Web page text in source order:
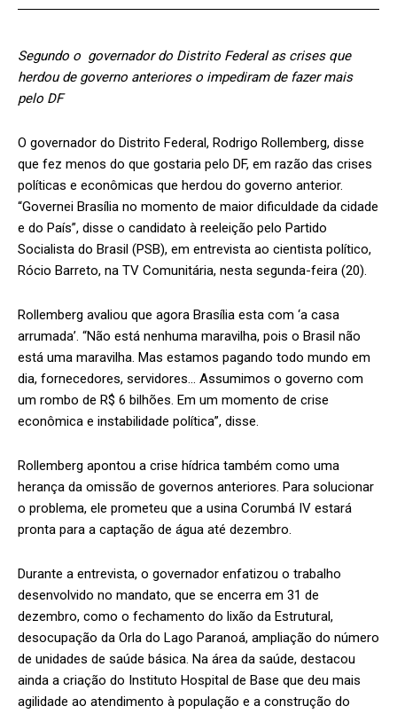
Segundo o governador do Distrito Federal as crises que
herdou de governo anteriores o impediram de fazer mais
pelo DF
O governador do Distrito Federal, Rodrigo Rollemberg, disse
que fez menos do que gostaria pelo DF, em razão das crises
políticas e econômicas que herdou do governo anterior.
“Governei Brasília no momento de maior dificuldade da cidade
e do País”, disse o candidato à reeleição pelo Partido
Socialista do Brasil (PSB), em entrevista ao cientista político,
Rócio Barreto, na TV Comunitária, nesta segunda-feira (20).
Rollemberg avaliou que agora Brasília esta com ‘a casa
arrumada’. “Não está nenhuma maravilha, pois o Brasil não
está uma maravilha. Mas estamos pagando todo mundo em
dia, fornecedores, servidores… Assumimos o governo com
um rombo de R$ 6 bilhões. Em um momento de crise
econômica e instabilidade política”, disse.
Rollemberg apontou a crise hídrica também como uma
herança da omissão de governos anteriores. Para solucionar
o problema, ele prometeu que a usina Corumbá IV estará
pronta para a captação de água até dezembro.
Durante a entrevista, o governador enfatizou o trabalho
desenvolvido no mandato, que se encerra em 31 de
dezembro, como o fechamento do lixão da Estrutural,
desocupação da Orla do Lago Paranoá, ampliação do número
de unidades de saúde básica. Na área da saúde, destacou
ainda a criação do Instituto Hospital de Base que deu mais
agilidade ao atendimento à população e a construção do